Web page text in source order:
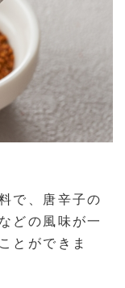
で、唐辛子の
どの風味が一
とができま